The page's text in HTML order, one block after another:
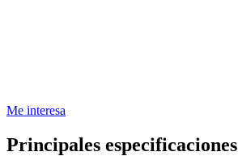
Me interesa
Principales especificaciones